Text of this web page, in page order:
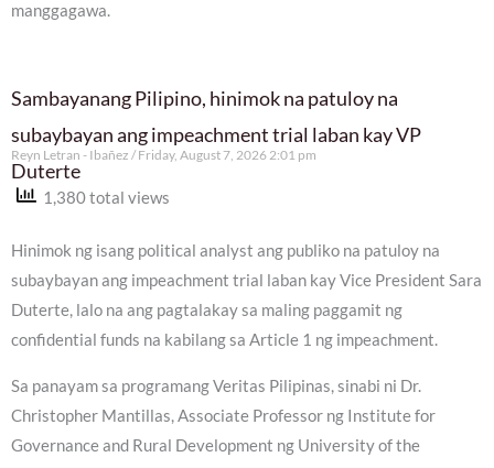
manggagawa.
Sambayanang Pilipino, hinimok na patuloy na
subaybayan ang impeachment trial laban kay VP
Duterte
Reyn Letran - Ibañez Friday, August 7, 2026 2:01 pm
1,380 total views
Hinimok ng isang political analyst ang publiko na patuloy na
subaybayan ang impeachment trial laban kay Vice President Sara
Duterte, lalo na ang pagtalakay sa maling paggamit ng
confidential funds na kabilang sa Article 1 ng impeachment.
Sa panayam sa programang Veritas Pilipinas, sinabi ni Dr.
Christopher Mantillas, Associate Professor ng Institute for
Governance and Rural Development ng University of the